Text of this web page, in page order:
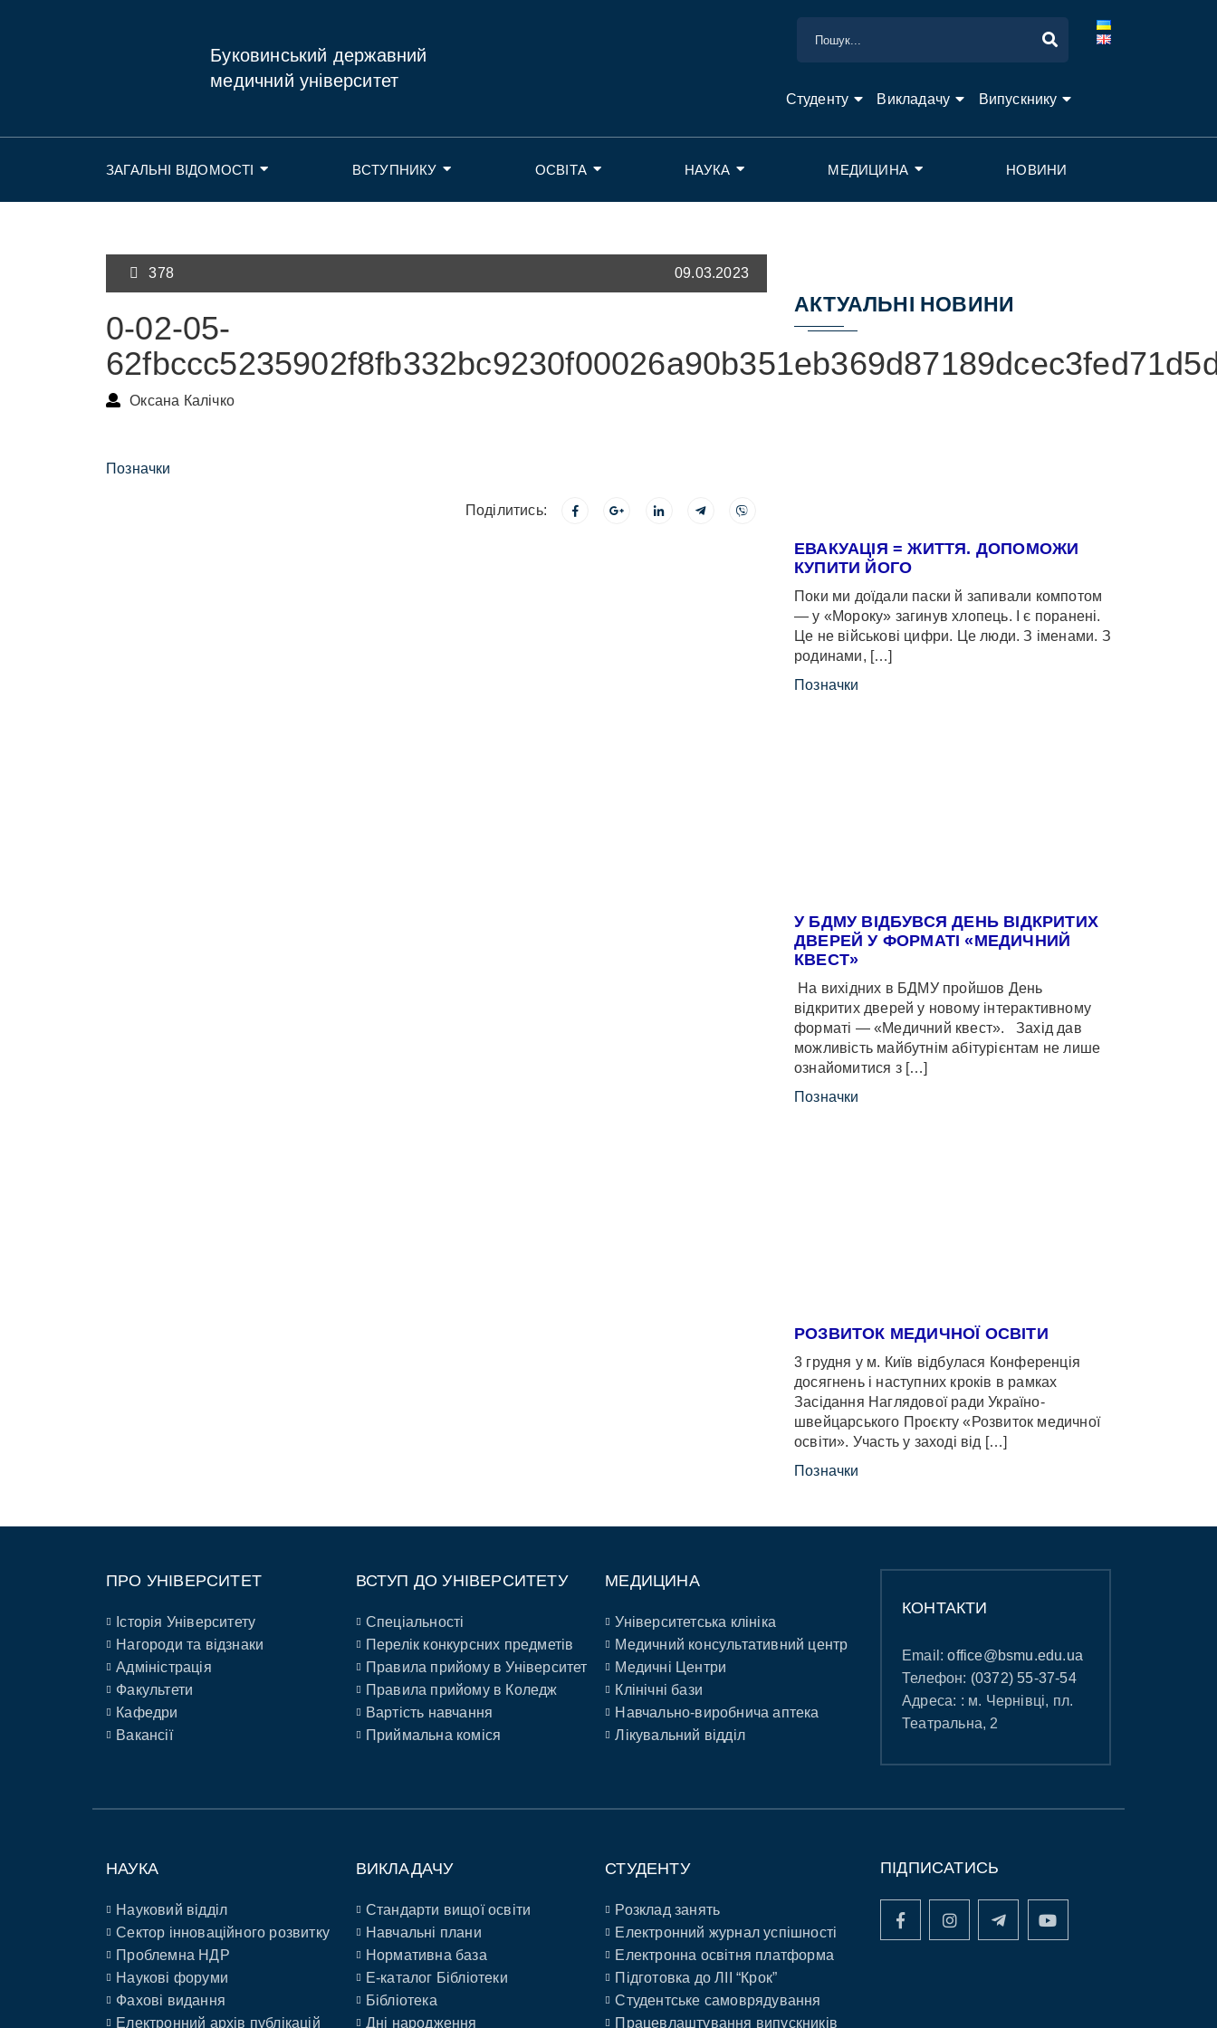
Буковинський державний
медичний університет
Студенту Викладачу Випускнику
ЗАГАЛЬНІ ВІДОМОСТІ ВСТУПНИКУ ОСВІТА НАУКА МЕДИЦИНА НОВИНИ
378 09.03.2023
0-02-05-
Оксана Калічко
Позначки
Поділитись:
АКТУАЛЬНІ НОВИНИ
ЕВАКУАЦІЯ = ЖИТТЯ. ДОПОМОЖИ
КУПИТИ ЙОГО
Поки ми доїдали паски й запивали компотом
— у «Мороку» загинув хлопець. І є поранені.
Це не військові цифри. Це люди. З іменами. З
родинами, […]
Позначки
У БДМУ ВІДБУВСЯ ДЕНЬ ВІДКРИТИХ
ДВЕРЕЙ У ФОРМАТІ «МЕДИЧНИЙ
КВЕСТ»
На вихідних в БДМУ пройшов День
відкритих дверей у новому інтерактивному
форматі — «Медичний квест». Захід дав
можливість майбутнім абітурієнтам не лише
ознайомитися з […]
Позначки
РОЗВИТОК МЕДИЧНОЇ ОСВІТИ
3 грудня у м. Київ відбулася Конференція
досягнень і наступних кроків в рамках
Засідання Наглядової ради Україно-
швейцарського Проєкту «Розвиток медичної
освіти». Участь у заході від […]
Позначки
ПРО УНІВЕРСИТЕТ
Історія Університету
Нагороди та відзнаки
Адміністрація
Факультети
Кафедри
Вакансії
ВСТУП ДО УНІВЕРСИТЕТУ
Спеціальності
Перелік конкурсних предметів
Правила прийому в Університет
Правила прийому в Коледж
Вартість навчання
Приймальна коміся
МЕДИЦИНА
Університетська клініка
Медичний консультативний центр
Медичні Центри
Клінічні бази
Навчально-виробнича аптека
Лікувальний відділ
КОНТАКТИ
Email:office@bsmu.edu.ua
Телефон: (0372) 55-37-54
Адреса: : м. Чернівці, пл.
Театральна, 2
НАУКА
Науковий відділ
Сектор інноваційного розвитку
Проблемна НДР
Наукові форуми
Фахові видання
Електронний архів публікацій
ВИКЛАДАЧУ
Стандарти вищої освіти
Навчальні плани
Нормативна база
E-каталог Бібліотеки
Бібліотека
Дні народження
СТУДЕНТУ
Розклад занять
Електронний журнал успішності
Електронна освітня платформа
Підготовка до ЛІІ “Крок”
Студентське самоврядування
Працевлаштування випускників
ПІДПИСАТИСЬ